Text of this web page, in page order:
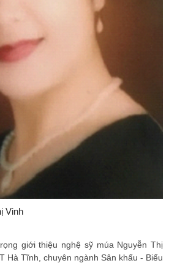
Vinh
giới thiệu nghệ sỹ múa Nguyễn Thị
Hà Tĩnh, chuyên ngành Sân khấu - Biểu